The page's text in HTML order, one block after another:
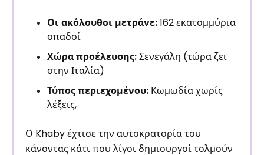
Οι ακόλουθοι μετράνε:162 εκατομμύρια
οπαδοί
Χώρα προέλευσης:Σενεγάλη (τώρα ζει
στην Ιταλία)
Τύπος περιεχομένου: Κωμωδία χωρίς
λέξεις,
Ο Khaby έχτισε την αυτοκρατορία του
κάνοντας κάτι που λίγοι δημιουργοί τολμούν